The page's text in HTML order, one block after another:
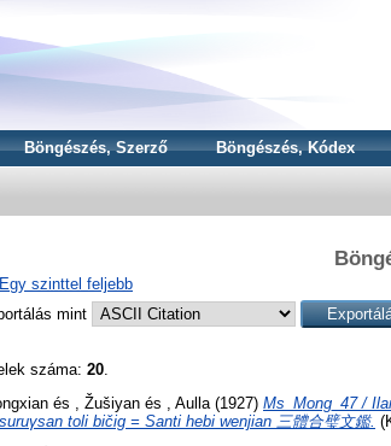
Böngészés, Szerző Böngészés, Kódex
Egy szinttel feljebb
mint
száma: 20
és , Žušiyan és , Aulla (1927) Ms_Mong_47 /
toli bičig = Santi hebi wenjian 三體合璧文鑑.